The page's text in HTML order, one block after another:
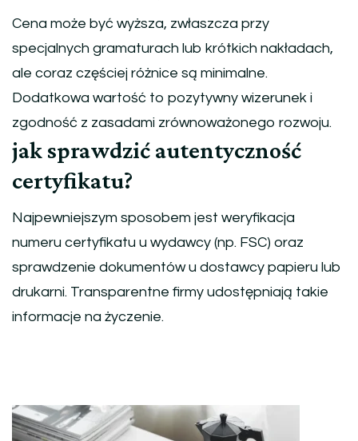
Cena może być wyższa, zwłaszcza przy
specjalnych gramaturach lub krótkich nakładach,
ale coraz częściej różnice są minimalne.
Dodatkowa wartość to pozytywny wizerunek i
zgodność z zasadami zrównoważonego rozwoju.
jak sprawdzić autentyczność
certyfikatu?
Najpewniejszym sposobem jest weryfikacja
numeru certyfikatu u wydawcy (np. FSC) oraz
sprawdzenie dokumentów u dostawcy papieru lub
drukarni. Transparentne firmy udostępniają takie
informacje na życzenie.
Nawigacja